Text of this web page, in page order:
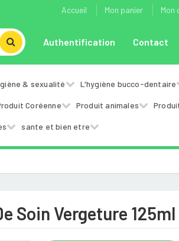
Accueil Mon panier Mon
Authentification Contact
& sexualité L'hygiène bucco-dentaire
Coréenne Produit animales
sante et bien etre
Soin Vergeture 125ml